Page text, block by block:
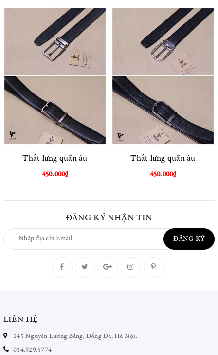
Thắt lưng quần âu
450.000₫
Thắt lưng quần âu
450.000₫
ĐĂNG KÝ NHẬN TIN
ĐĂNG KÝ
LIÊN HỆ
145 Nguyễn Lương Bằng, Đống Đa, Hà Nội.
034.929.5774